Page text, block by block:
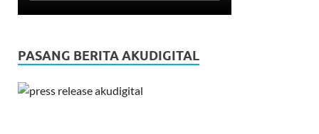
PASANG BERITA AKUDIGITAL